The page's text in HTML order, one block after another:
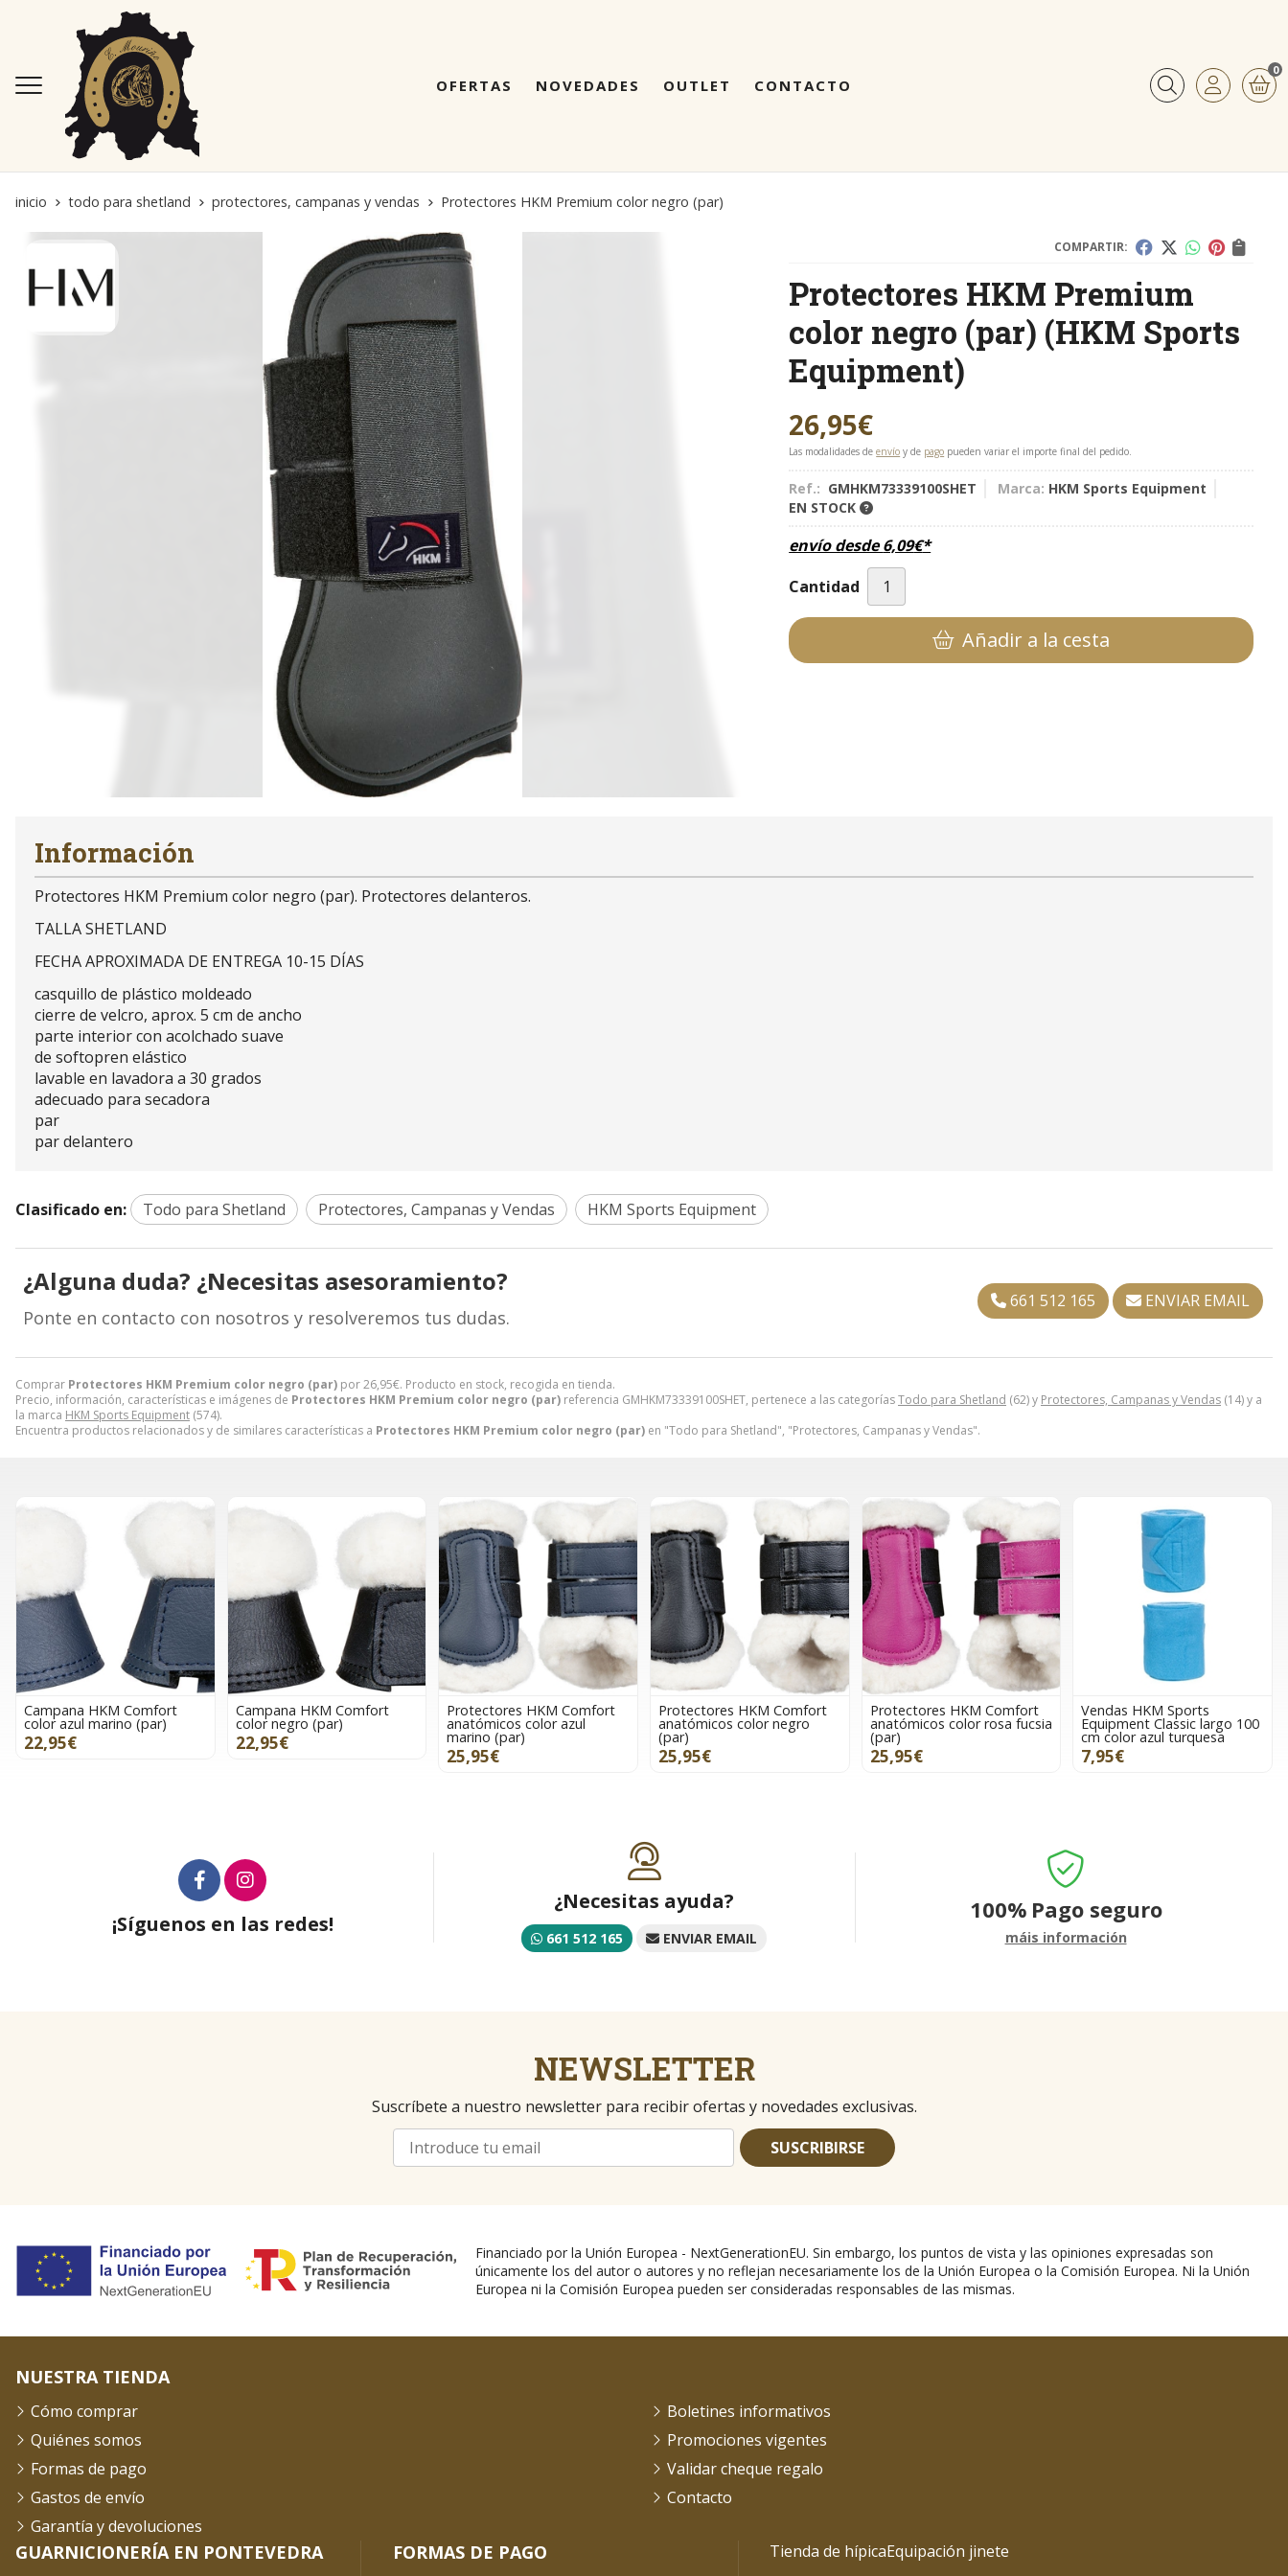
OFERTAS NOVEDADES OUTLET CONTACTO Buscar
0
inicio todo para shetland protectores, campanas y vendas Protectores HKM Premium color negro (par)
COMPARTIR:
Protectores HKM Premium
color negro (par) (HKM Sports
Equipment)
26,95€
Las modalidades deenvío y de pago pueden variar el importe final del pedido.
Ref.: GMHKM73339100SHET Marca: HKM Sports Equipment
EN STOCK
envío desde6,09€*
Cantidad
Añadir a la cesta
Comprar Protectores HKM Premium color negro (par) por26,95€. Producto en stock, recogida en tienda.
Precio, información, características e imágenes de Protectores HKM Premium color negro (par) referencia GMHKM73339100SHET, pertenece a las categoríasTodo para Shetland (62) y Protectores, Campanas y Vendas (14) y a
la marca HKM Sports Equipment (574).
Encuentra productos relacionados y de similares características a Protectores HKM Premium color negro (par) en "Todo para Shetland", "Protectores, Campanas y Vendas".
Información
Protectores HKM Premium color negro (par). Protectores delanteros.
TALLA SHETLAND
FECHA APROXIMADA DE ENTREGA 10-15 DÍAS
casquillo de plástico moldeado
cierre de velcro, aprox. 5 cm de ancho
parte interior con acolchado suave
de softopren elástico
lavable en lavadora a 30 grados
adecuado para secadora
par
par delantero
Clasificado en: Todo para Shetland Protectores, Campanas y Vendas HKM Sports Equipment
¿Alguna duda? ¿Necesitas asesoramiento?
Ponte en contacto con nosotros y resolveremos tus dudas.
661 512 165 ENVIAR EMAIL
Campana HKM Comfort
color azul marino (par)
22,95€
Campana HKM Comfort
color negro (par)
22,95€
Protectores HKM Comfort
anatómicos color azul
marino (par)
25,95€
Protectores HKM Comfort
anatómicos color negro
(par)
25,95€
Protectores HKM Comfort
anatómicos color rosa fucsia
(par)
25,95€
Vendas HKM Sports
Equipment Classic largo 100
cm color azul turquesa
7,95€
¡Síguenos en las redes!
¿Necesitas ayuda?
661 512 165 ENVIAR EMAIL
100% Pago seguro
máis información
NEWSLETTER
Suscríbete a nuestro newsletter para recibir ofertas y novedades exclusivas.
SUSCRIBIRSE
Financiado por la Unión Europea - NextGenerationEU. Sin embargo, los puntos de vista y las opiniones expresadas son
únicamente los del autor o autores y no reflejan necesariamente los de la Unión Europea o la Comisión Europea. Ni la Unión
Europea ni la Comisión Europea pueden ser consideradas responsables de las mismas.
GUARNICIONERÍA EN PONTEVEDRA FORMAS DE PAGO
NUESTRA TIENDA
Cómo comprar
Quiénes somos
Formas de pago
Gastos de envío
Garantía y devoluciones
Boletines informativos
Promociones vigentes
Validar cheque regalo
Contacto
Tienda de hípicaEquipación jinete